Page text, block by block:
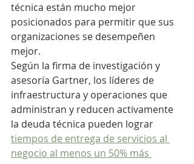
técnica están mucho mejor
posicionados para permitir que sus
organizaciones se desempeñen
mejor.
Según la firma de investigación y
asesoría Gartner, los líderes de
infraestructura y operaciones que
administran y reducen activamente
la deuda técnica pueden lograr
tiempos de entrega de servicios al
negocio al menos un 50% más